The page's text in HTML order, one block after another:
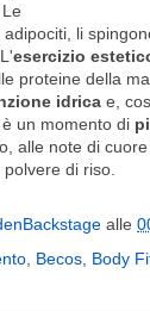
li
esercizio
proteine della
idrica e,
un momento di
alle note di
di riso.
alle
, Becos, Body